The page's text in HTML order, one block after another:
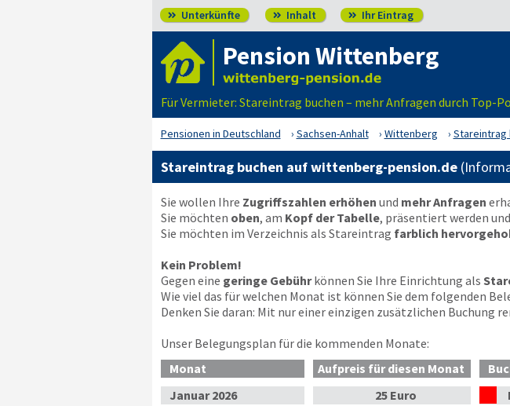
 Unterkünfte  Inhalt  Ihr Eintrag
Pension Wittenberg
Für Vermieter: Stareintrag buchen – mehr Anfragen durch Top-
Pensionen in Deutschland Sachsen-Anhalt Wittenberg Stareintrag
Stareintrag buchen auf wittenberg-pension.de
Sie wollen Ihre Zugriffszahlen erhöhen und mehr Anfragen
Sie möchten oben, am Kopf der Tabelle, präsentiert werden
Sie möchten im Verzeichnis als Stareintrag farblich
Kein Problem!
Gegen eine geringe Gebührkönnen Sie Ihre Einrichtung als
Wie viel das für welchen Monat ist können Sie dem folgenden
Denken Sie daran: Mit nur einer einzigen zusätzlichen Buchung
Unser Belegungsplan für die kommenden Monate:
Monat
Aufpreis für diesen Monat
Januar2026 25 Euro